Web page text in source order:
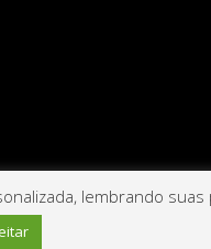
os direitos reservados | Mantido por
lembrando